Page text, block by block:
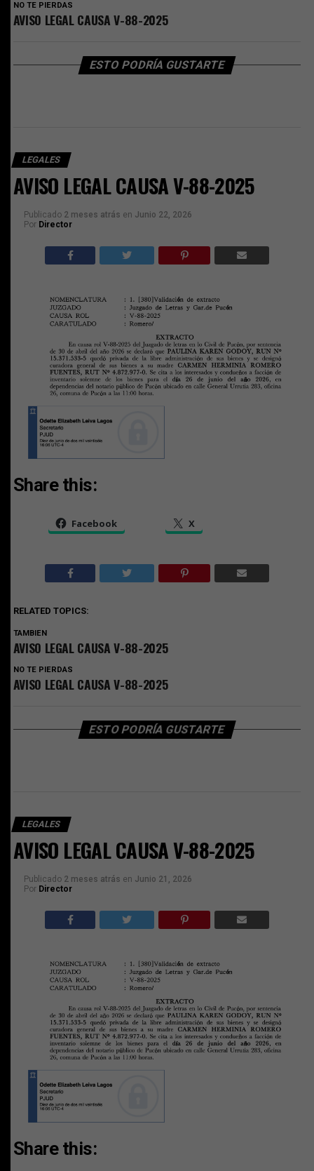
NO TE PIERDAS
AVISO LEGAL CAUSA V-88-2025
ESTO PODRÍA GUSTARTE
LEGALES
AVISO LEGAL CAUSA V-88-2025
Publicado 2 meses atrás en Junio 22, 2026
Por Director
Share this:
Facebook X
RELATED TOPICS:
TAMBIEN
AVISO LEGAL CAUSA V-88-2025
NO TE PIERDAS
AVISO LEGAL CAUSA V-88-2025
ESTO PODRÍA GUSTARTE
LEGALES
AVISO LEGAL CAUSA V-88-2025
Publicado 2 meses atrás en Junio 21, 2026
Por Director
Share this: